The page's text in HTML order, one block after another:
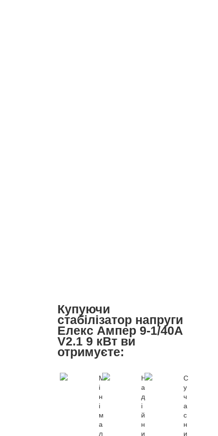
Купуючи
стабілізатор напруги
Елекс Ампер 9-1/40A
V2.1 9 кВт ви
отримуєте:
М
і
н
і
м
а
л
Н
а
д
і
й
н
и
С
у
ч
а
с
н
и